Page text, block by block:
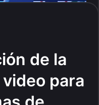
de la
para